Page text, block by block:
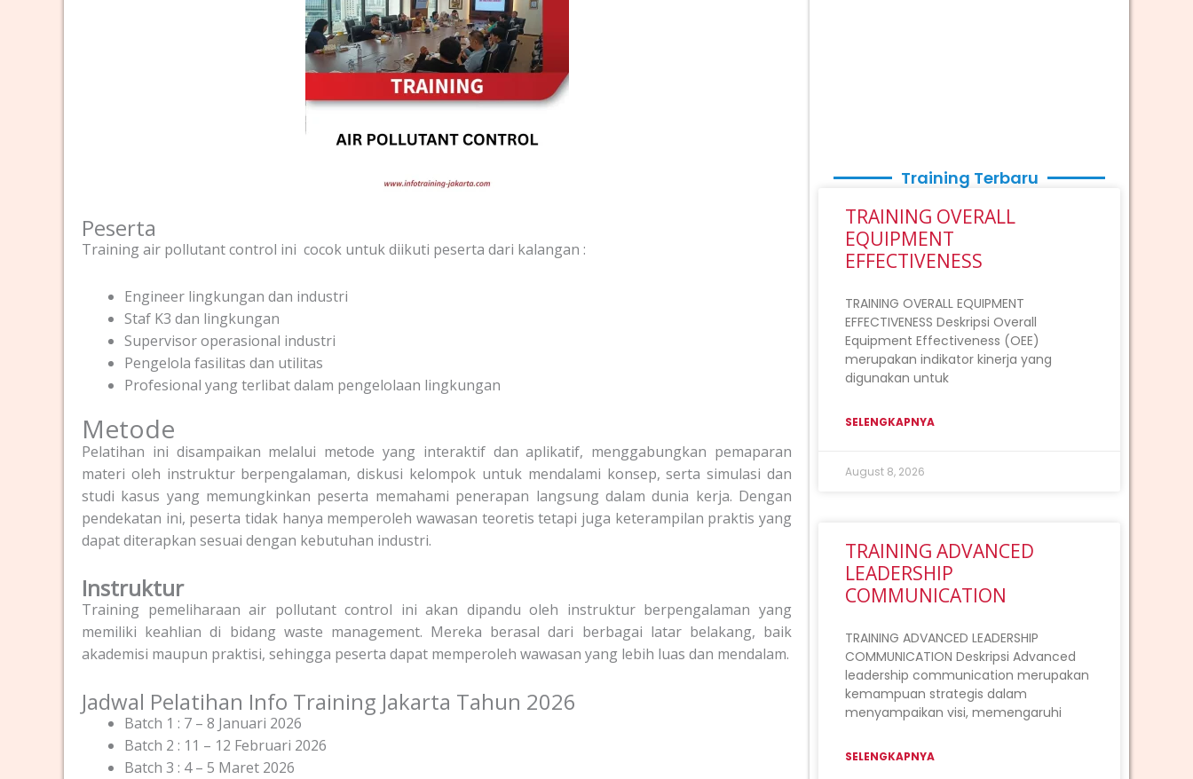
Peserta
Training air pollutant control ini cocok untuk diikuti peserta dari kalangan :
Engineer lingkungan dan industri
Staf K3 dan lingkungan
Supervisor operasional industri
Pengelola fasilitas dan utilitas
Profesional yang terlibat dalam pengelolaan lingkungan
Metode
Pelatihan ini disampaikan melalui metode yang interaktif dan aplikatif, menggabungkan pemaparan
materi oleh instruktur berpengalaman, diskusi kelompok untuk mendalami konsep, serta simulasi dan
studi kasus yang memungkinkan peserta memahami penerapan langsung dalam dunia kerja. Dengan
pendekatan ini, peserta tidak hanya memperoleh wawasan teoretis tetapi juga keterampilan praktis yang
dapat diterapkan sesuai dengan kebutuhan industri.
Instruktur
Training pemeliharaan air pollutant control ini akan dipandu oleh instruktur berpengalaman yang
memiliki keahlian di bidang waste management. Mereka berasal dari berbagai latar belakang, baik
akademisi maupun praktisi, sehingga peserta dapat memperoleh wawasan yang lebih luas dan mendalam.
Jadwal Pelatihan Info Training Jakarta Tahun 2026
Batch 1 : 7 – 8 Januari 2026
Batch 2 : 11 – 12 Februari 2026
Batch 3 : 4 – 5 Maret 2026
Training Terbaru
TRAINING OVERALL
EQUIPMENT
EFFECTIVENESS
TRAINING OVERALL EQUIPMENT
EFFECTIVENESS Deskripsi Overall
Equipment Effectiveness (OEE)
merupakan indikator kinerja yang
digunakan untuk
SELENGKAPNYA
August 8, 2026
TRAINING ADVANCED
LEADERSHIP
COMMUNICATION
TRAINING ADVANCED LEADERSHIP
COMMUNICATION Deskripsi Advanced
leadership communication merupakan
kemampuan strategis dalam
menyampaikan visi, memengaruhi
SELENGKAPNYA